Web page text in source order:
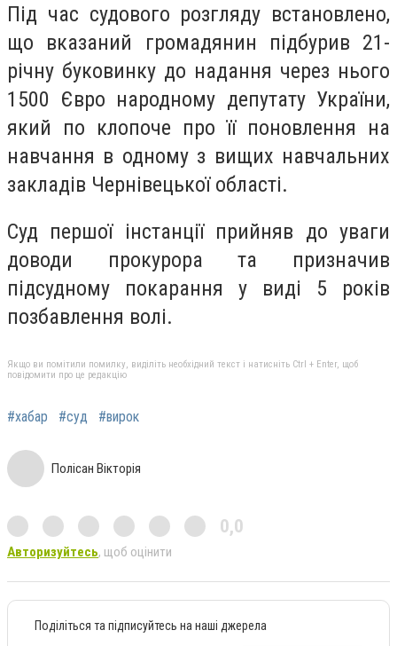
Під час судового розгляду встановлено,
що вказаний громадянин підбурив 21-
річну буковинку до надання через нього
1500 Євро народному депутату України,
який по клопоче про її поновлення на
навчання в одному з вищих навчальних
закладів Чернівецької області.
Суд першої інстанції прийняв до уваги
доводи прокурора та призначив
підсудному покарання у виді 5 років
позбавлення волі.
Якщо ви помітили помилку, виділіть необхідний текст і натисніть Ctrl + Enter, щоб
повідомити про це редакцію
#хабар #суд #вирок
Полісан Вікторія
0,0
Авторизуйтесь, щоб оцінити
Поділіться та підписуйтесь на наші джерела